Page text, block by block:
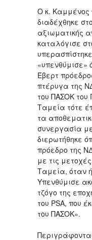
Ο κ. Καμμένος
διαδέχθηκε
αξιωματικής
καταλόγισε
«υπενθύμισε»
Έβερτ
πτέρυγα της
του ΠΑΣΟΚ του
Ταμεία τότε
τα
συνεργασία
διερωτήθηκε
πρόεδρο της
με τις
Ταμεία, όταν
Υπενθύμισε
τζόγο της
του PSA, που
του ΠΑΣΟΚ».